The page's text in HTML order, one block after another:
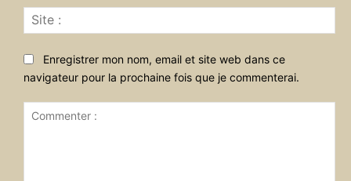
:
Enregistrer mon nom, email et site web dans ce
navigateur pour la prochaine fois que je commenterai.